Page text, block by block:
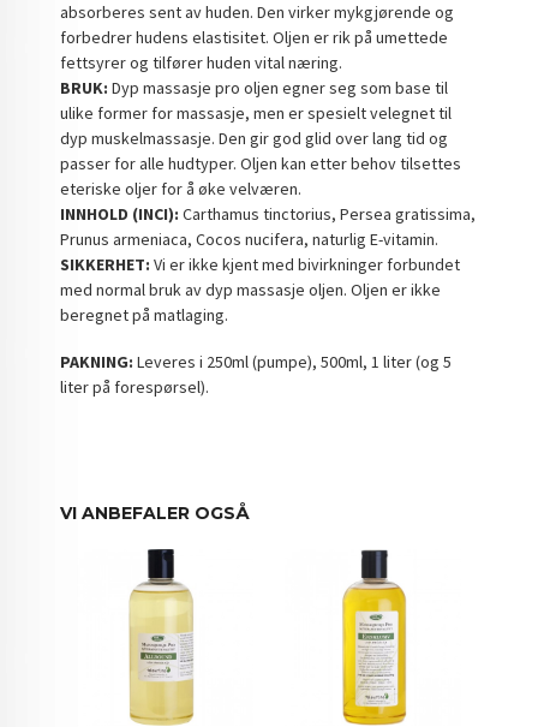
absorberes sent av huden. Den virker mykgjørende og
forbedrer hudens elastisitet. Oljen er rik på umettede
fettsyrer og tilfører huden vital næring.
BRUK: Dyp massasje pro oljen egner seg som base til
ulike former for massasje, men er spesielt velegnet til
dyp muskelmassasje. Den gir god glid over lang tid og
passer for alle hudtyper. Oljen kan etter behov tilsettes
eteriske oljer for å øke velværen.
INNHOLD (INCI): Carthamus tinctorius, Persea gratissima,
Prunus armeniaca, Cocos nucifera, naturlig E-vitamin.
SIKKERHET:Vi er ikke kjent med bivirkninger forbundet
med normal bruk av dyp massasje oljen. Oljen er ikke
beregnet på matlaging.
PAKNING: Leveres i 250ml (pumpe), 500ml, 1 liter (og 5
liter på forespørsel).
VI ANBEFALER OGSÅ